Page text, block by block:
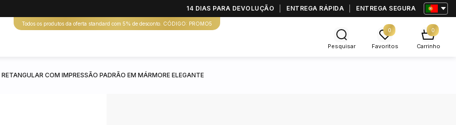
14 DIAS PARA DEVOLUÇÃO ENTREGA RÁPIDA ENTREGA SEGURA
Todos os produtos da oferta standard com 5% de desconto. CÓDIGO: PROMO5
Pesquisar
0
Favoritos
0
Carrinho
COM IMPRESSÃO PADRÃO EM MÁRMORE ELEGANTE